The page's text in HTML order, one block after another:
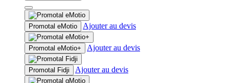
Les
options
peuvent
être
choisies
sur
la
page
du
Ce
produit
a
plusieurs
variations.
Les
options
peuvent
Promotal eMotio Ajouter au devis
Promotal eMotio+ Ajouter au devis
Promotal Fidji Ajouter au devis